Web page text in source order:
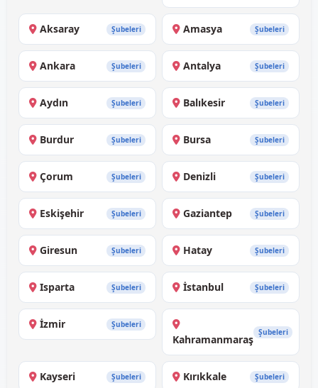
Aksaray Şubeleri Amasya Şubeleri
Ankara Şubeleri Antalya Şubeleri
Aydın Şubeleri Balıkesir Şubeleri
Burdur Şubeleri Bursa Şubeleri
Çorum Şubeleri Denizli Şubeleri
Eskişehir Şubeleri Gaziantep Şubeleri
Giresun Şubeleri Hatay Şubeleri
Isparta Şubeleri İstanbul Şubeleri
İzmir Şubeleri
Kahramanmaraş
Şubeleri
Kayseri Şubeleri Kırıkkale Şubeleri